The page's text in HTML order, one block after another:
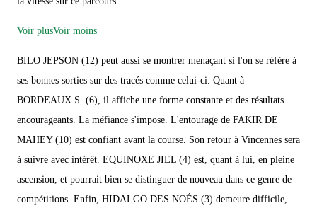
Voir plusVoir moins
BILO JEPSON (12) peut aussi se montrer menaçant si l'on se réfère à
ses bonnes sorties sur des tracés comme celui-ci. Quant à
BORDEAUX S. (6), il affiche une forme constante et des résultats
encourageants. La méfiance s'impose. L'entourage de FAKIR DE
MAHEY (10) est confiant avant la course. Son retour à Vincennes sera
à suivre avec intérêt. EQUINOXE JIEL (4) est, quant à lui, en pleine
ascension, et pourrait bien se distinguer de nouveau dans ce genre de
compétitions. Enfin, HIDALGO DES NOÉS (3) demeure difficile,